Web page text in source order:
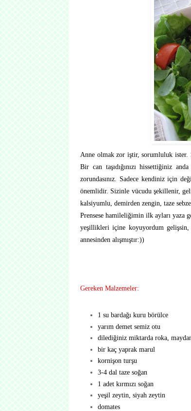
Anne olmak zor iştir, sorumluluk ister.
Bir can taşıdığınızı hissettiğiniz
zorundasınız. Sadece kendiniz için
önemlidir. Sizinle vücudu şekillenir,
kalsiyumlu, demirden zengin, taze
Prensese hamileliğimin ilk ayları yaza
yeşillikleri içine koyuyordum
annesinden alışmıştır:))
Gereken Malzemeler:
1 su bardağı kuru börülce
yarım demet semiz otu
dilediğiniz miktarda roka,
bir kaç yaprak marul
kornişon turşu
3-4 dal taze soğan
1 adet kırmızı soğan
yeşil zeytin, siyah zeytin
domates